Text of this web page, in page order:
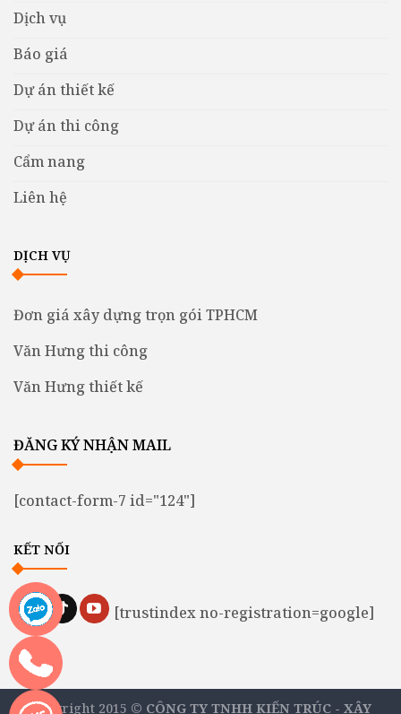
Dịch vụ
Báo giá
Dự án thiết kế
Dự án thi công
Cẩm nang
Liên hệ
DỊCH VỤ
Đơn giá xây dựng trọn gói TPHCM
Văn Hưng thi công
Văn Hưng thiết kế
ĐĂNG KÝ NHẬN MAIL
[contact-form-7 id="124"]
KẾT NỐI
[trustindex no-registration=google]
Copyright 2015 © CÔNG TY TNHH KIẾN TRÚC - XÂY